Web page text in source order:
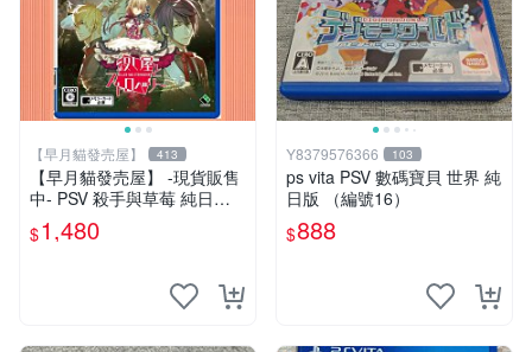
【早月貓發売屋】 413
【早月貓發売屋】 -現貨販售
中- PSV 殺手與草莓 純日版
日文版 ※戀愛×懸疑※ 戀愛AD
V遊戲
$1,480
Y8379576366 103
ps vita PSV 數碼寶貝 世界 純
日版 （編號16）
$888